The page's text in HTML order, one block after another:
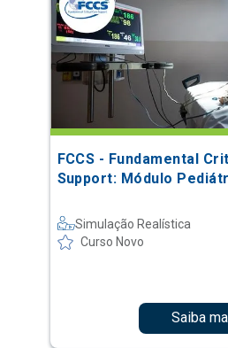
FCCS - Fundamental
Support: Módulo
Simulação Realística
Curso Novo
Saiba